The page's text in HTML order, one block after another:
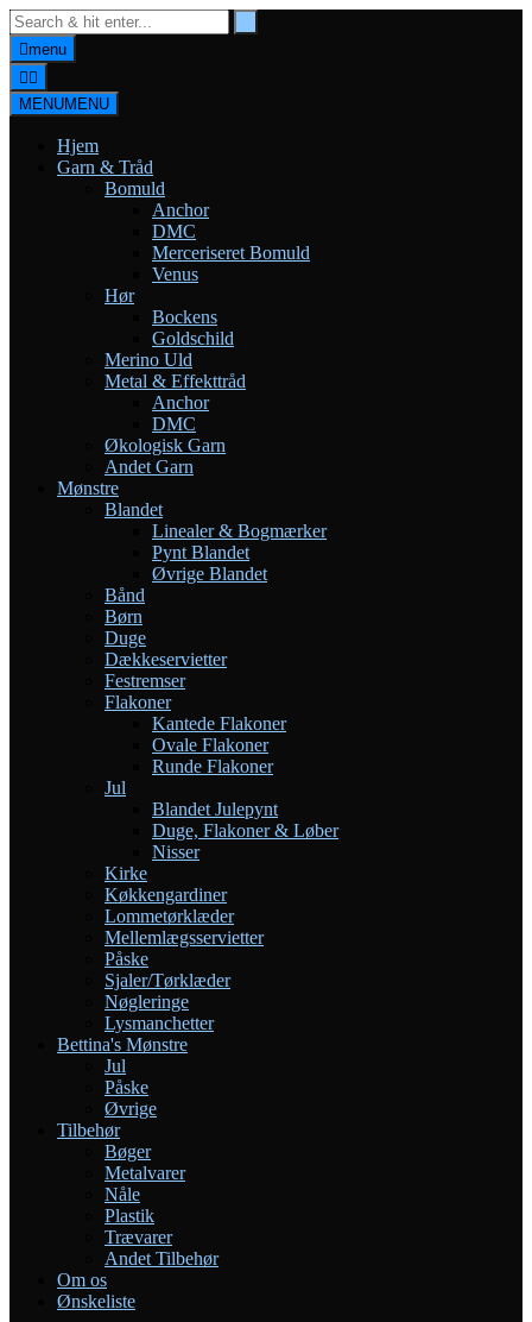
Skip
to
content
menu
MENUMENU
Hjem
Garn & Tråd
Bomuld
Anchor
DMC
Merceriseret Bomuld
Venus
Hør
Bockens
Goldschild
Merino Uld
Metal & Effekttråd
Anchor
DMC
Økologisk Garn
Andet Garn
Mønstre
Blandet
Linealer & Bogmærker
Pynt Blandet
Øvrige Blandet
Bånd
Børn
Duge
Dækkeservietter
Festremser
Flakoner
Kantede Flakoner
Ovale Flakoner
Runde Flakoner
Jul
Blandet Julepynt
Duge, Flakoner & Løber
Nisser
Kirke
Køkkengardiner
Lommetørklæder
Mellemlægsservietter
Påske
Sjaler/Tørklæder
Nøgleringe
Lysmanchetter
Bettina's Mønstre
Jul
Påske
Øvrige
Tilbehør
Bøger
Metalvarer
Nåle
Plastik
Trævarer
Andet Tilbehør
Om os
Ønskeliste